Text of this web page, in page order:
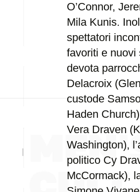
O’Connor,
Mila Kunis.
spettatori
favoriti e nuovi
devota
Delacroix
custode
Haden
Vera Draven
Washington),
politico Cy
McCormack),